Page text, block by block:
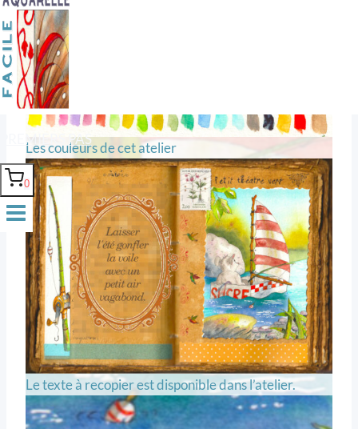
PREMIERS PAS
0
Les couleurs de cet atelier
Le texte à recopier est disponible dans l’atelier.